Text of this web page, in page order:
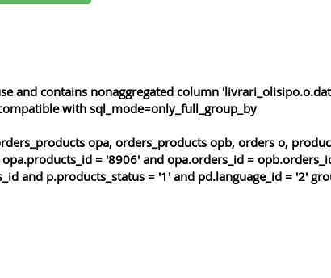
and contains nonaggregated column
with sql_mode=only_full_group_by
opa, orders_products opb, orders o,
= '8906' and opa.orders_id =
and p.products_status = '1' and pd.language_id = '2'